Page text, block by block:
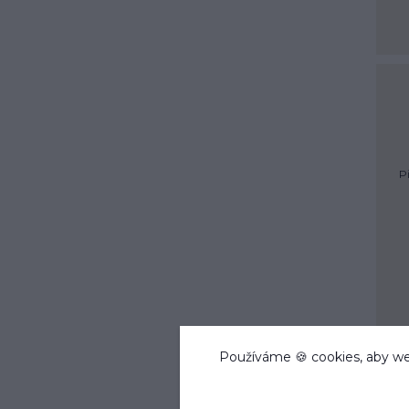
Používáme 🍪 cookies, aby